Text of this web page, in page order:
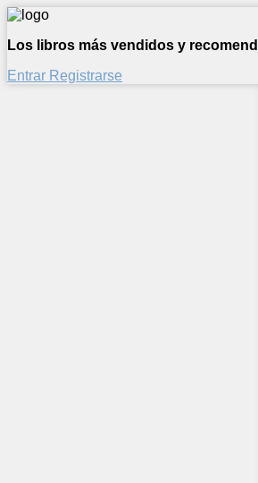
Los libros más vendidos y
Entrar Registrarse